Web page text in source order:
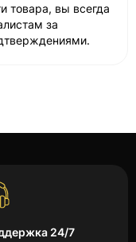
товара, вы всегда
за
24/7